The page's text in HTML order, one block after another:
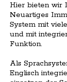
Hier bieten wir
Neuartiges
System mit
und mit
Funktion.
Als
Englisch